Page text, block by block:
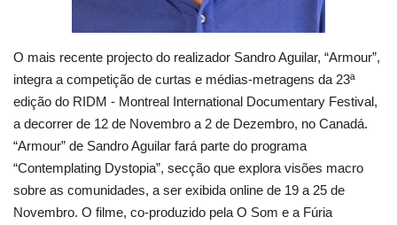
Ambiente
O mais recente projecto do realizador Sandro Aguilar, “Armour”,
integra a competição de curtas e médias-metragens da 23ª
edição do RIDM - Montreal International Documentary Festival,
a decorrer de 12 de Novembro a 2 de Dezembro, no Canadá.
“Armour” de Sandro Aguilar fará parte do programa
“Contemplating Dystopia”, secção que explora visões macro
sobre as comunidades, a ser exibida online de 19 a 25 de
Novembro. O filme, co-produzido pela O Som e a Fúria